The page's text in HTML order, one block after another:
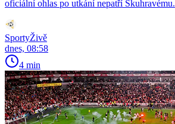
oficiální ohlas po utkání nepatří Skuhravému.
SportyŽivě
dnes, 08:58
4 min